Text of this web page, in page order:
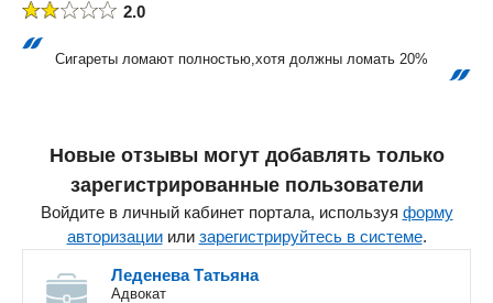
2.0
Сигареты ломают полностью,хотя должны ломать 20%
Новые отзывы могут добавлять только
зарегистрированные пользователи
Войдите в личный кабинет портала, используя форму
авторизацииили зарегистрируйтесь в системе.
Леденева Татьяна
Адвокат